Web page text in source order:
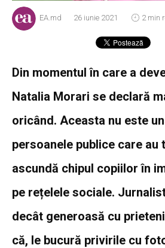
EA.md 26 iunie 2021 2 min
Din momentul în care a
Natalia Morari se declară
oricând. Aceasta nu este
persoanele publice care au
ascundă chipul copiilor în
pe rețelele sociale.
decât generoasă cu
că, le bucură privirile cu